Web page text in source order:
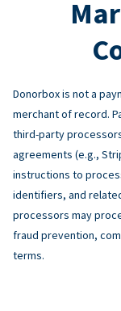
Donorbox is not a
merchant of record.
third-party
agreements (e.g.,
instructions to
identifiers, and
processors may
fraud prevention,
terms.